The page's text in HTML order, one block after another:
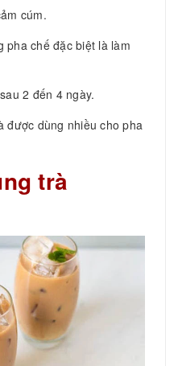
cúm.
chế đặc biệt là làm
2 đến 4 ngày.
được dùng nhiều cho pha
trà